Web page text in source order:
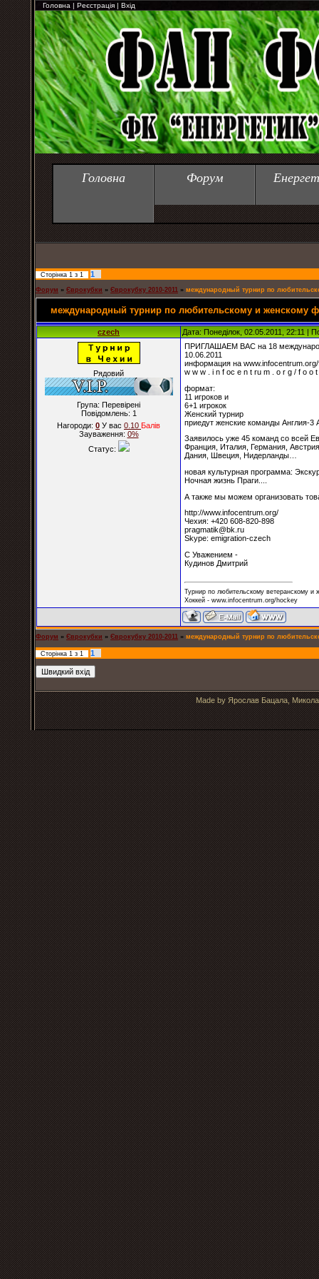
Головна | Реєстрація | Вхід
Головна Форум
Сторінка 1 з 1 1
Форум » Єврокубки » Єврокубку 2010-2011 » международный турнир по
международный турнир по любительскому и женскому
czech Дата: Понеділок, 02.05.2011, 22:11 |
Рядовий
Група: Перевірені
Повідомлень: 1
Нагороди: 0 У вас 0.10 Балiв
Зауваження: 0%
Статус:
ПРИГЛАШАЕМ ВАС на 18
10.06.2011
информация на www.infocentrum.org/
w w w . i n f oc e n t ru m . o r g / f o o t
формат:
11 игроков и
6+1 игрокок
Женский турнир
приедут женские команды Англия-3
Заявилось уже 45 команд со всей
Франция, Италия, Германия,
Дания, Швеция, Нидерланды…
новая культурная программа:
Ночная жизнь Праги....
А также мы можем организовать
http://www.infocentrum.org/
Чехия: +420 608-820-898
pragmatik@bk.ru
Skype: emigration-czech
С Уважением -
Кудинов Дмитрий
Турнир по любительскому ветеранскому
Хоккей - www.infocentrum.org/hockey
Форум » Єврокубки » Єврокубку 2010-2011 » международный турнир по
Сторінка 1 з 1 1
Made by Ярослав Бацала,